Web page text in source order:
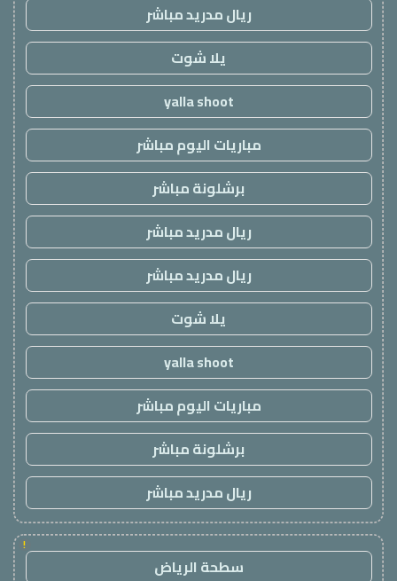
ريال مدريد مباشر
يلا شوت
yalla shoot
مباريات اليوم مباشر
برشلونة مباشر
ريال مدريد مباشر
ريال مدريد مباشر
يلا شوت
yalla shoot
مباريات اليوم مباشر
برشلونة مباشر
ريال مدريد مباشر
!
سطحة الرياض